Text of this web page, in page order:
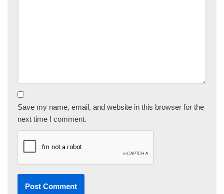
Save my name, email, and website in this browser for the
next time I comment.